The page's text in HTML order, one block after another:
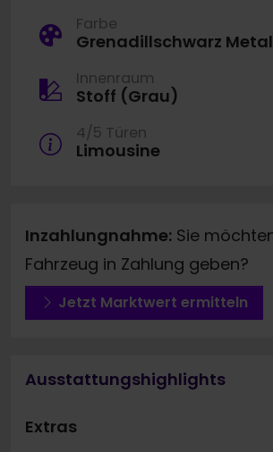
Farbe
Grenadillschwarz
Innenraum
Stoff (Grau)
4/5 Türen
Limousine
Inzahlungnahme: Sie
Fahrzeug in Zahlung geben?
Jetzt Marktwert ermitteln
Ausstattungshighlights
Extras